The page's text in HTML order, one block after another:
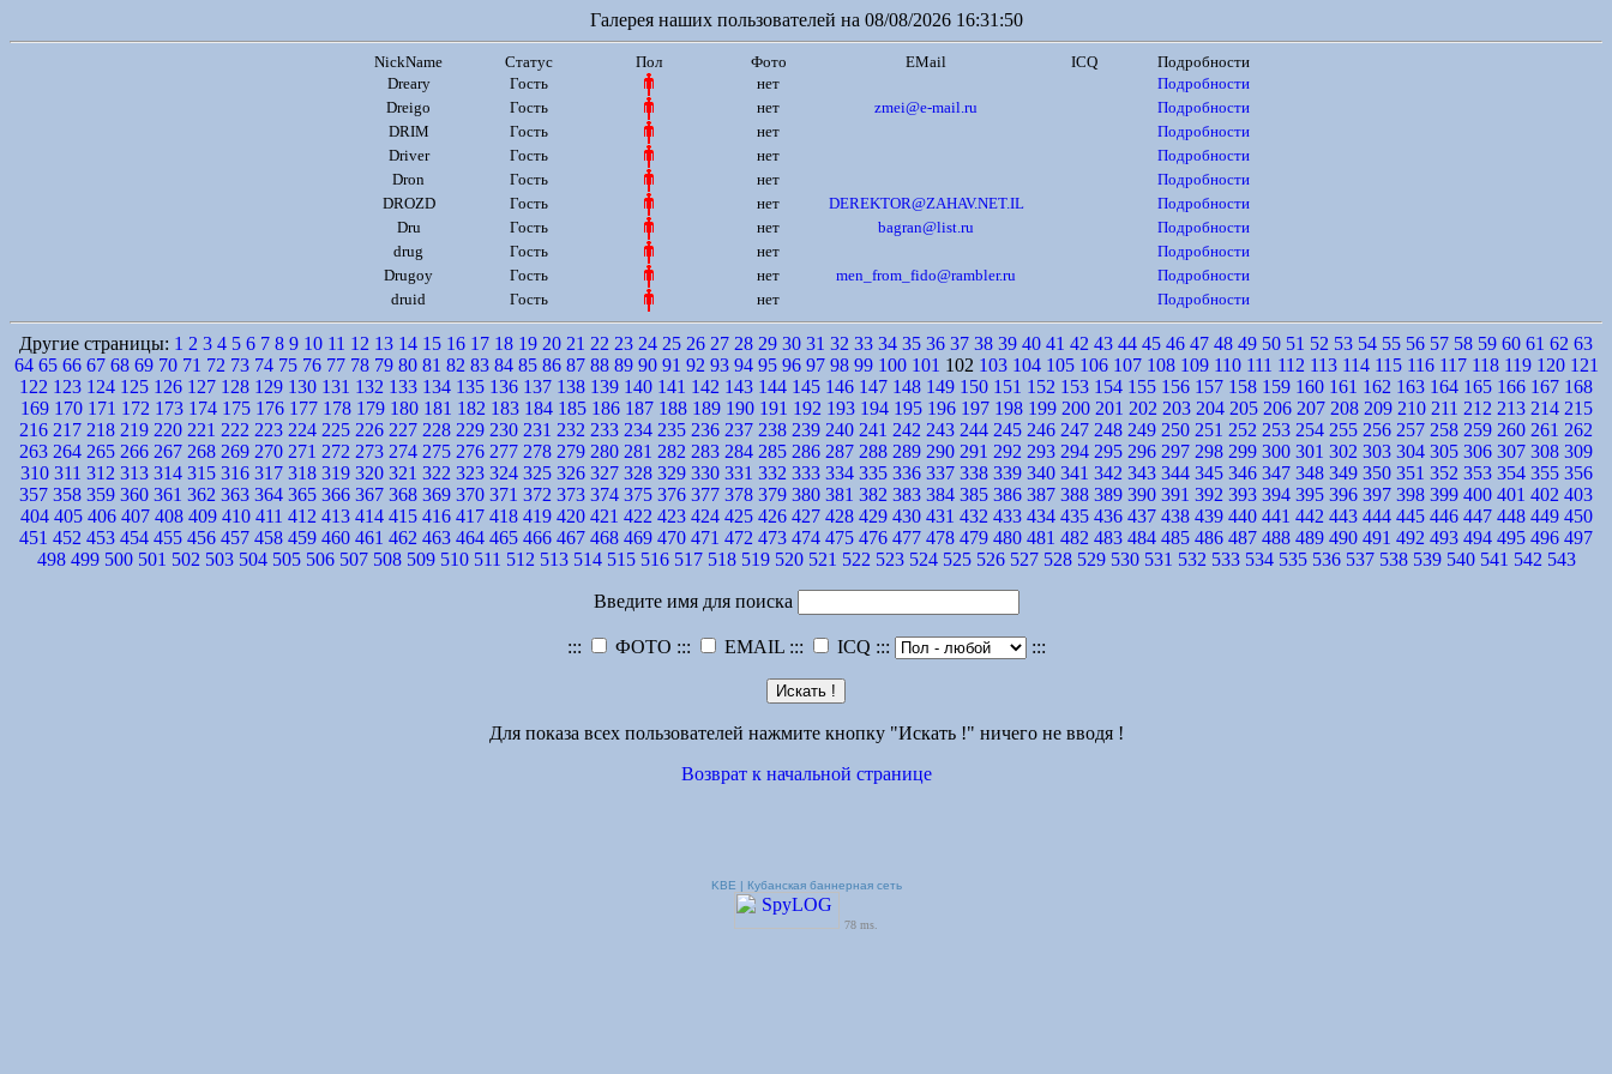
Галерея наших пользователей на 08/08/2026 16:31:50
NickName Статус Пол Фото EMail ICQ
Подробности
Dreary
Гость нет
Подробности
Dreigo
Гость нет zmei@e-mail.ru
Подробности
DRIM
Гость нет
Подробности
Driver
Гость нет
Подробности
Dron
Гость нет
Подробности
DROZD
Гость нет DEREKTOR@ZAHAV.NET.IL
Подробности
Dru
Гость нет bagran@list.ru
Подробности
drug
Гость нет
Подробности
Drugoy
Гость нет men_from_fido@rambler.ru
Подробности
druid
Гость нет Подробности
Другие страницы: 1 2 3 4 5 6 7 8 9 10 11 12 13 14 15 16 17 18 19 20 21 22 23 24 25 26 27 28 29 30 31 32 33 34 35 36 37 38 39 40 41 42 43 44 45 46 47 48 49 50 51 52 53 54 55 56 57 58 59 60 61 62 63
64 65 66 67 68 69 70 71 72 73 74 75 76 77 78 79 80 81 82 83 84 85 86 87 88 89 90 91 92 93 94 95 96 97 98 99 100 101 102 103 104 105 106 107 108 109 110 111 112 113 114 115 116 117 118 119 120 121
122 123 124 125 126 127 128 129 130 131 132 133 134 135 136 137 138 139 140 141 142 143 144 145 146 147 148 149 150 151 152 153 154 155 156 157 158 159 160 161 162 163 164 165 166 167 168
169 170 171 172 173 174 175 176 177 178 179 180 181 182 183 184 185 186 187 188 189 190 191 192 193 194 195 196 197 198 199 200 201 202 203 204 205 206 207 208 209 210 211 212 213 214 215
216 217 218 219 220 221 222 223 224 225 226 227 228 229 230 231 232 233 234 235 236 237 238 239 240 241 242 243 244 245 246 247 248 249 250 251 252 253 254 255 256 257 258 259 260 261 262
263 264 265 266 267 268 269 270 271 272 273 274 275 276 277 278 279 280 281 282 283 284 285 286 287 288 289 290 291 292 293 294 295 296 297 298 299 300 301 302 303 304 305 306 307 308 309
310 311 312 313 314 315 316 317 318 319 320 321 322 323 324 325 326 327 328 329 330 331 332 333 334 335 336 337 338 339 340 341 342 343 344 345 346 347 348 349 350 351 352 353 354 355 356
357 358 359 360 361 362 363 364 365 366 367 368 369 370 371 372 373 374 375 376 377 378 379 380 381 382 383 384 385 386 387 388 389 390 391 392 393 394 395 396 397 398 399 400 401 402 403
404 405 406 407 408 409 410 411 412 413 414 415 416 417 418 419 420 421 422 423 424 425 426 427 428 429 430 431 432 433 434 435 436 437 438 439 440 441 442 443 444 445 446 447 448 449 450
451 452 453 454 455 456 457 458 459 460 461 462 463 464 465 466 467 468 469 470 471 472 473 474 475 476 477 478 479 480 481 482 483 484 485 486 487 488 489 490 491 492 493 494 495 496 497
498 499 500 501 502 503 504 505 506 507 508 509 510 511 512 513 514 515 516 517 518 519 520 521 522 523 524 525 526 527 528 529 530 531 532 533 534 535 536 537 538 539 540 541 542 543
Введите имя для поиска
::: ФОТО ::: EMAIL ::: ICQ ::: :::
Для показа всех пользователей нажмите кнопку "Искать !" ничего не вводя !
Возврат к начальной странице
KBE | Кубанская баннерная сеть
78 ms.